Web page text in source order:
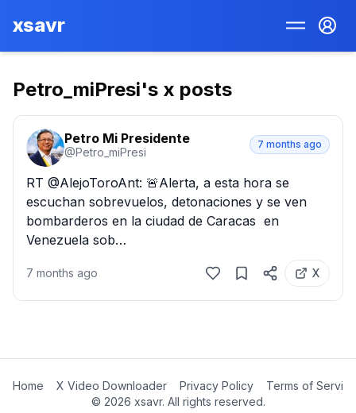
xsavr
Petro_miPresi's x posts
Petro Mi Presidente
@Petro_miPresi
7 months ago
RT @AlejoToroAnt: 🚨Alerta, a esta hora se
escuchan sobrevuelos, detonaciones y se ven
bombarderos en la ciudad de Caracas  en
Venezuela sob…
7 months ago X
Home X Video Downloader Privacy Policy
Terms of Service
© 2026 xsavr. All rights reserved.